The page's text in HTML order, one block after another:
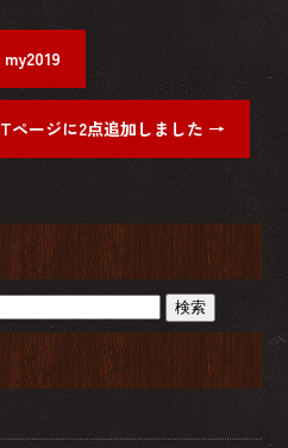
ページに2点追加しました →